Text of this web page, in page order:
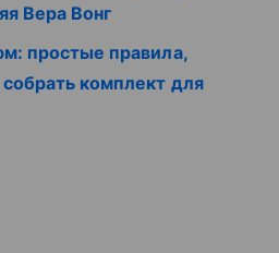
Вера Вонг
простые правила,
комплект для